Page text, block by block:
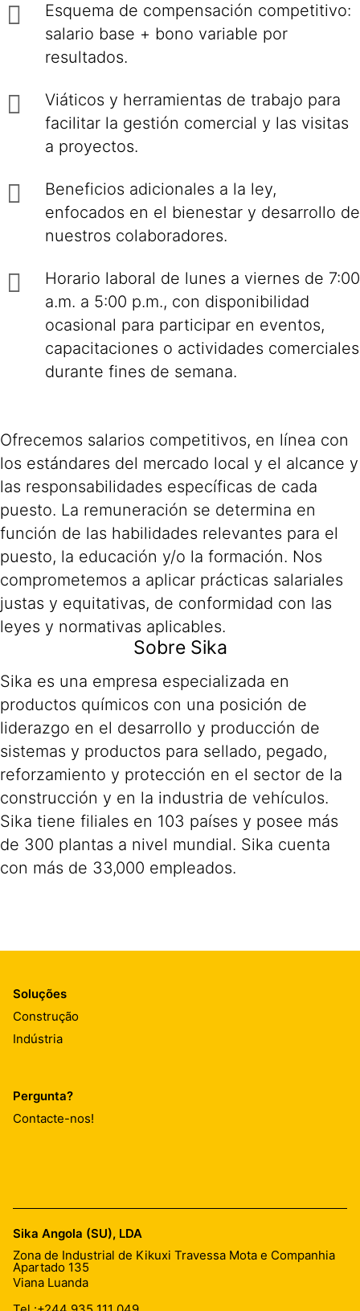
Esquema de compensación competitivo:
salario base + bono variable por
resultados.
Viáticos y herramientas de trabajo para
facilitar la gestión comercial y las visitas
a proyectos.
Beneficios adicionales a la ley,
enfocados en el bienestar y desarrollo de
nuestros colaboradores.
Horario laboral de lunes a viernes de 7:00
a.m. a 5:00 p.m., con disponibilidad
ocasional para participar en eventos,
capacitaciones o actividades comerciales
durante fines de semana.
Ofrecemos salarios competitivos, en línea con
los estándares del mercado local y el alcance y
las responsabilidades específicas de cada
puesto. La remuneración se determina en
función de las habilidades relevantes para el
puesto, la educación y/o la formación. Nos
comprometemos a aplicar prácticas salariales
justas y equitativas, de conformidad con las
leyes y normativas aplicables.
Sobre Sika
Sika es una empresa especializada en
productos químicos con una posición de
liderazgo en el desarrollo y producción de
sistemas y productos para sellado, pegado,
reforzamiento y protección en el sector de la
construcción y en la industria de vehículos.
Sika tiene filiales en 103 países y posee más
de 300 plantas a nivel mundial. Sika cuenta
con más de 33,000 empleados.
Soluções
Construção
Indústria
Pergunta?
Contacte-nos!
Sika Angola (SU), LDA
Zona de Industrial de Kikuxi Travessa Mota e Companhia
Apartado 135
Viana Luanda